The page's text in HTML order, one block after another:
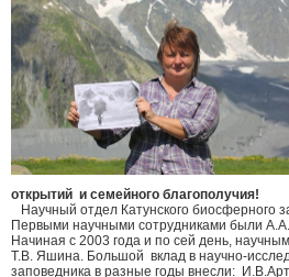
открытий и семейного благополучия!
Научный отдел Катунского биосферного
Первыми научными сотрудниками были
Начиная с 2003 года и по сей день,
Т.В. Яшина. Большой вклад в научно-
заповедника в разные годы внесли: